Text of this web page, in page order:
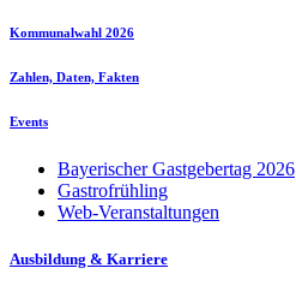
Kommunalwahl 2026
Zahlen, Daten, Fakten
Events
Bayerischer Gastgebertag 2026
Gastrofrühling
Web-Veranstaltungen
Ausbildung & Karriere